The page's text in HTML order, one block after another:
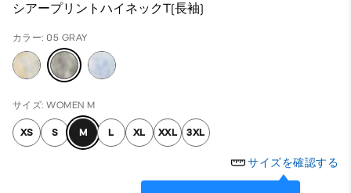
シアープリントハイネックT(長袖)
カラー: 05 GRAY
サイズ: WOMEN M
XS S M L XL XXL 3XL
サイズを確認する